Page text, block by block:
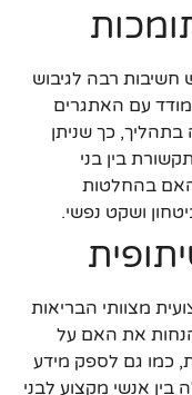
רבה לגיבוש
עם האתגרים
כך שניתן
בין בני
בהחלטות
ושקט נפשי.
מצוותי הבריאות
את האם על
כמו גם לספק מידע
בין אנשי מקצוע לבני